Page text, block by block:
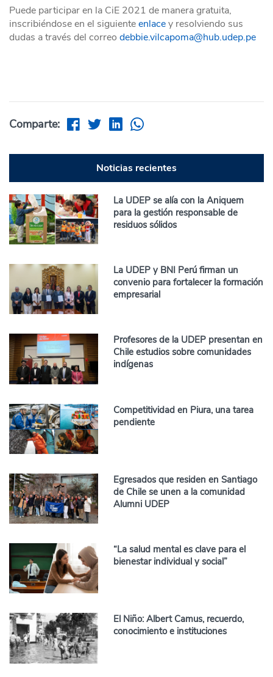
Puede participar en la CiE 2021 de manera gratuita,
inscribiéndose en el siguienteenlacey resolviendo sus
dudas a través del correo debbie.vilcapoma@hub.udep.pe
Comparte:
Noticias recientes
La UDEP se alía con la Aniquem
para la gestión responsable de
residuos sólidos
La UDEP y BNI Perú firman un
convenio para fortalecer la formación
empresarial
Profesores de la UDEP presentan en
Chile estudios sobre comunidades
indígenas
Competitividad en Piura, una tarea
pendiente
Egresados que residen en Santiago
de Chile se unen a la comunidad
Alumni UDEP
“La salud mental es clave para el
bienestar individual y social”
El Niño: Albert Camus, recuerdo,
conocimiento e instituciones